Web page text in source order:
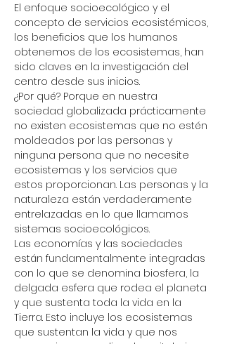
El enfoque socioecológico y el
concepto de servicios ecosistémicos,
los beneficios que los humanos
obtenemos de los ecosistemas, han
sido claves en la investigación del
centro desde sus inicios.
¿Por qué? Porque en nuestra
sociedad globalizada prácticamente
no existen ecosistemas que no estén
moldeados por las personas y
ninguna persona que no necesite
ecosistemas y los servicios que
estos proporcionan. Las personas y la
naturaleza están verdaderamente
entrelazadas en lo que llamamos
sistemas socioecológicos.
Las economías y las sociedades
están fundamentalmente integradas
con lo que se denomina biosfera, la
delgada esfera que rodea el planeta
y que sustenta toda la vida en la
Tierra. Esto incluye los ecosistemas
que sustentan la vida y que nos